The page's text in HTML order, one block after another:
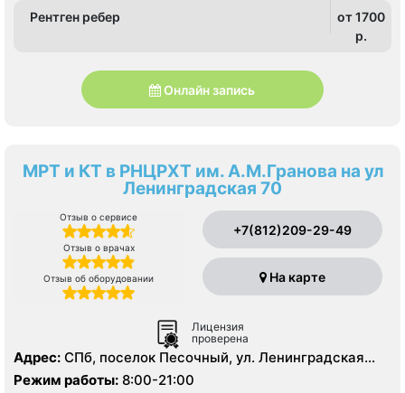
Рентген ребер
от 1700
p.
Онлайн запись
МРТ и КТ в РНЦРХТ им. А.М.Гранова на ул
Ленинградская 70
Отзыв о сервисе
Отзыв о врачах
Отзыв об оборудовании
+7(812)209-29-49
На карте
Лицензия
проверена
Адрес: СПб, поселок Песочный, ул. Ленинградская
д.70
Режим работы: 8:00-21:00